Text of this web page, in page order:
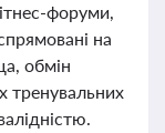
форуми,
на
обмін
тренувальних